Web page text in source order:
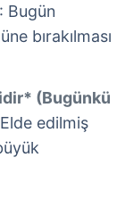
: Bugün
bırakılması
(Bugünkü
edilmiş